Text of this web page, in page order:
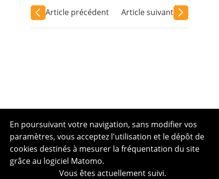
Article précédent Article suivant
En poursuivant votre navigation, sans modifier vos
paramètres, vous acceptez l'utilisation et le dépôt de
cookies destinés à mesurer la fréquentation du site
grâce au logiciel Matomo.
Vous êtes actuellement suivi.